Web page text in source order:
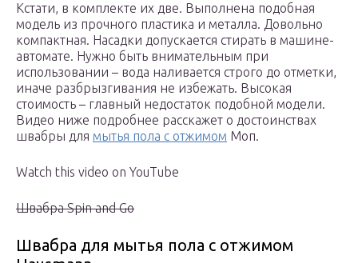
Кстати, в комплекте их две. Выполнена подобная
модель из прочного пластика и металла. Довольно
компактная. Насадки допускается стирать в машине-
автомате. Нужно быть внимательным при
использовании – вода наливается строго до отметки,
иначе разбрызгивания не избежать. Высокая
стоимость – главный недостаток подобной модели.
Видео ниже подробнее расскажет о достоинствах
швабры для мытья пола с отжимом Моп.
Watch this video on YouTube
Швабра Spin and Go
Швабра для мытья пола с отжимом